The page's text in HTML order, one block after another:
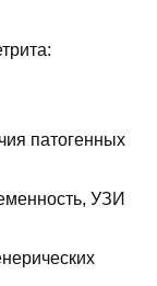
патогенных
УЗИ